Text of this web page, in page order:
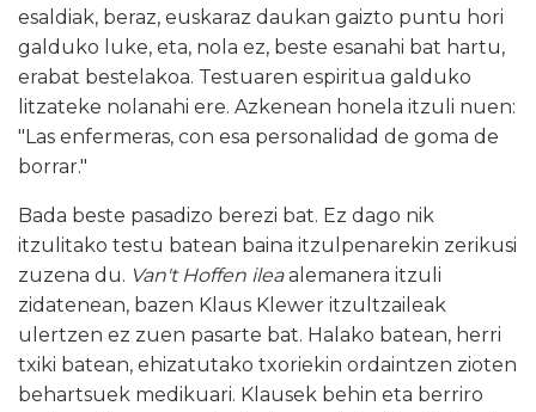
esaldiak, beraz, euskaraz daukan gaizto puntu hori
galduko luke, eta, nola ez, beste esanahi bat hartu,
erabat bestelakoa. Testuaren espiritua galduko
litzateke nolanahi ere. Azkenean honela itzuli nuen:
"Las enfermeras, con esa personalidad de goma de
borrar."
Bada beste pasadizo berezi bat. Ez dago nik
itzulitako testu batean baina itzulpenarekin zerikusi
zuzena du. Van't Hoffen ileaalemanera itzuli
zidatenean, bazen Klaus Klewer itzultzaileak
ulertzen ez zuen pasarte bat. Halako batean, herri
txiki batean, ehizatutako txoriekin ordaintzen zioten
behartsuek medikuari. Klausek behin eta berriro